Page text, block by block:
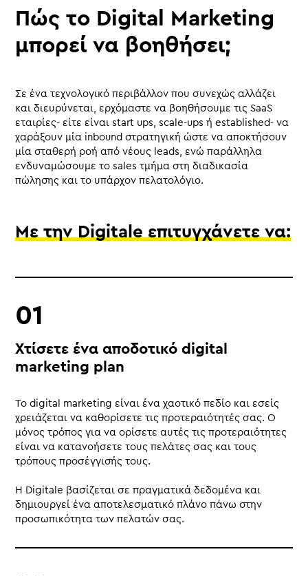
Πώς το Digital Marketing
μπορεί να βοηθήσει;
Σε ένα τεχνολογικό περιβάλλον που συνεχώς αλλάζει
και διευρύνεται, ερχόμαστε να βοηθήσουμε τις SaaS
εταιρίες- είτε είναι start ups, scale-ups ή established- να
χαράξουν μία inbound στρατηγική ώστε να αποκτήσουν
μία σταθερή ροή από νέους leads, ενώ παράλληλα
ενδυναμώσουμε το sales τμήμα στη διαδικασία
πώλησης και το υπάρχον πελατολόγιο.
Με την Digitale επιτυγχάνετε να:
Χτίσετε ένα αποδοτικό digital
marketing plan
To digital marketing είναι ένα χαοτικό πεδίο και εσείς
χρειάζεται να καθορίσετε τις προτεραιότητές σας. Ο
μόνος τρόπος για να ορίσετε αυτές τις προτεραιότητες
είναι να κατανοήσετε τους πελάτες σας και τους
τρόπους προσέγγισής τους.
Η Digitale βασίζεται σε πραγματικά δεδομένα και
δημιουργεί ένα αποτελεσματικό πλάνο πάνω στην
προσωπικότητα των πελατών σας.